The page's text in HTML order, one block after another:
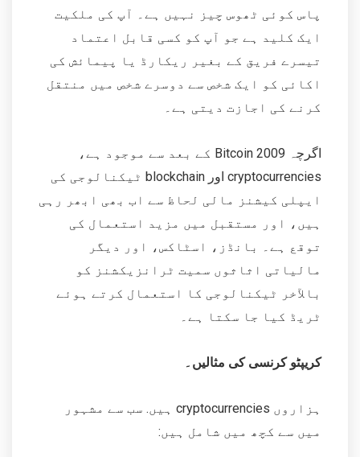
پاس کوئی ٹھوس چیز نہیں ہے۔ آپ کی ملکیت
ایک کلید ہے جو آپ کو کسی قابل اعتماد
تیسرے فریق کے بغیر ریکارڈ یا پیمائش کی
اکائی کو ایک شخص سے دوسرے شخص میں منتقل
کرنے کی اجازت دیتی ہے۔
اگرچہ Bitcoin 2009 کے بعد سے موجود ہے،
cryptocurrencies اور blockchain ٹیکنالوجی کی
ایپلی کیشنز مالی لحاظ سے اب بھی ابھر رہی
ہیں، اور مستقبل میں مزید استعمال کی
توقع ہے۔ بانڈز، اسٹاکس، اور دیگر
مالیاتی اثاثوں سمیت ٹرانزیکشنز کو
بالآخر ٹیکنالوجی کا استعمال کرتے ہوئے
ٹریڈ کیا جا سکتا ہے۔
کریپٹو کرنسی کی مثالیں۔
ہزاروں cryptocurrencies ہیں. سب سے مشہور
میں سے کچھ میں شامل ہیں: